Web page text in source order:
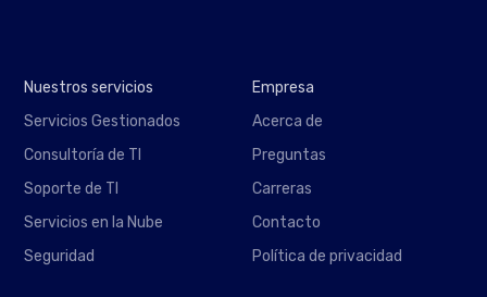
Nuestros servicios
Servicios Gestionados
Consultoría de TI
Soporte de TI
Servicios en la Nube
Seguridad
Empresa
Acerca de
Preguntas
Carreras
Contacto
Política de privacidad